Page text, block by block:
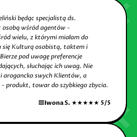
będąc specjalistą ds.
osobą wśród agentów -
wielu, z którymi miałam do
się Kulturą osobistą, taktem i
pod uwagę preferencje
słuchając ich uwag. Nie
arogancko swych Klientów, a
- produkt, towar do szybkiego zbycia.
🟩Iwona S. ★★★★★ 5/5